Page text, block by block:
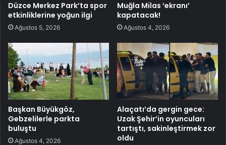
Düzce Merkez Park’ta spor
etkinliklerine yoğun ilgi
Ağustos 5, 2026
Muğla Milas ‘ekranı’
kapatacak!
Ağustos 4, 2026
Başkan Büyükgöz,
Gebzelilerle parkta
buluştu
Ağustos 4, 2026
Alaçatı’da gergin gece:
Uzak Şehir’in oyuncuları
tartıştı, sakinleştirmek zor
oldu